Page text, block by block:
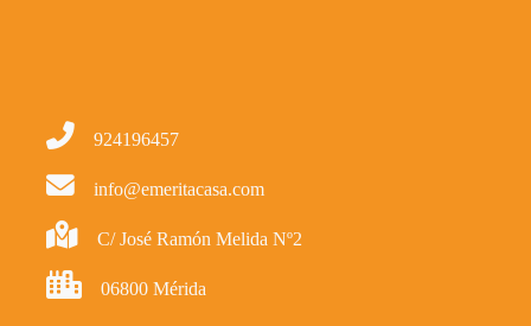
924196457
info@emeritacasa.com
C/ José Ramón Melida Nº2
06800 Mérida